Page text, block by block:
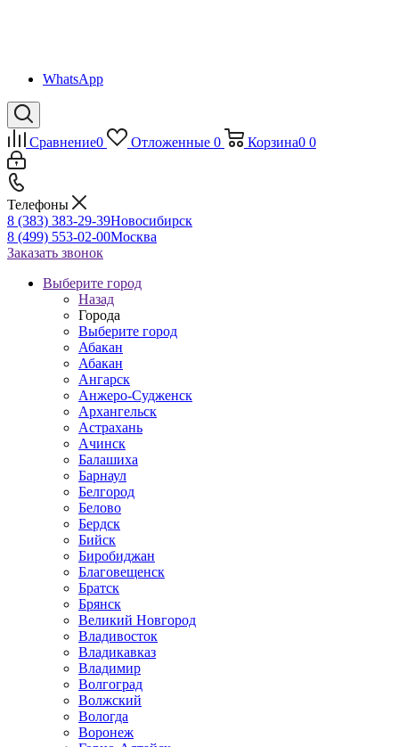
WhatsApp
Сравнение0 Отложенные 0 Корзина0 0
Телефоны
8 (383) 383-29-39Новосибирск
8 (499) 553-02-00Москва
Заказать звонок
Выберите город
Назад
Города
Выберите город
Абакан
Абакан
Ангарск
Анжеро-Судженск
Архангельск
Астрахань
Ачинск
Балашиха
Барнаул
Белгород
Белово
Бердск
Бийск
Биробиджан
Благовещенск
Братск
Брянск
Великий Новгород
Владивосток
Владикавказ
Владимир
Волгоград
Волжский
Вологда
Воронеж